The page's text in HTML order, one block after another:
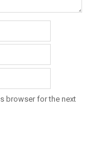
browser for the next